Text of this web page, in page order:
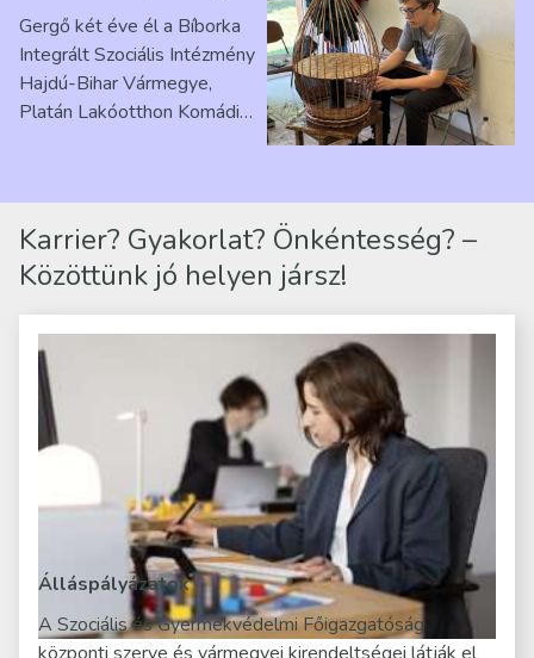
Ribárszky Gergő ellátottal
Gergő két éve él a Bíborka
Integrált Szociális Intézmény
Hajdú-Bihar Vármegye,
Platán Lakóotthon Komádi
Karrier? Gyakorlat? Önkéntesség? –
Közöttünk jó helyen jársz!
Álláspályázatok
A Szociális és Gyermekvédelmi Főigazgatóság